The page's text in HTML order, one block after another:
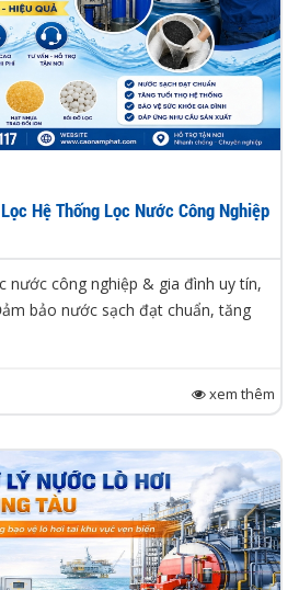
Hệ Thống Lọc Nước Công Nghiệp
nước công nghiệp & gia đình uy tín,
bảo nước sạch đạt chuẩn, tăng
xem thêm